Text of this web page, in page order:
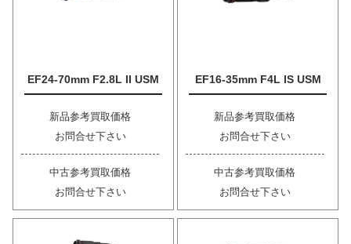
EF24-70mm F2.8L II USM
新品参考買取価格
お問合せ下さい
中古参考買取価格
お問合せ下さい
EF16-35mm F4L IS USM
新品参考買取価格
お問合せ下さい
中古参考買取価格
お問合せ下さい